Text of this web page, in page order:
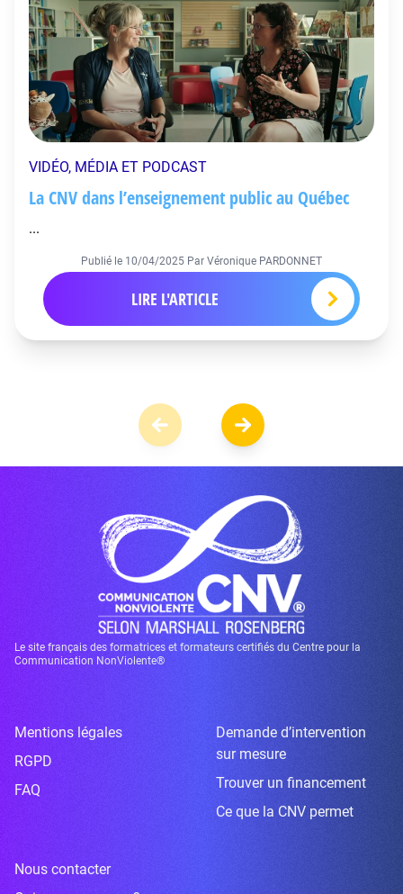
VIDÉO, MÉDIA ET PODCAST
La CNV dans l’enseignement public au Québec
...
Publié le 10/04/2025 Par Véronique PARDONNET
LIRE L'ARTICLE
Le site français des formatrices et formateurs certifiés du Centre pour la
Communication NonViolente®
Mentions légales
RGPD
FAQ
Demande d’intervention
sur mesure
Trouver un financement
Ce que la CNV permet
Nous contacter